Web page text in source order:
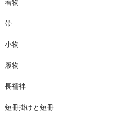
着物
帯
小物
履物
長襦袢
短冊掛けと短冊